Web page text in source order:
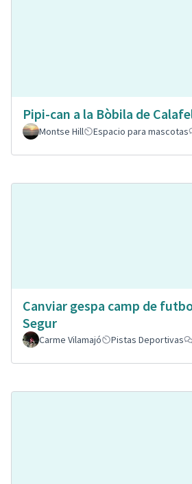
Pipi-can a la Bòbila de
Montse Hill
Espacio para mascotas
Canviar gespa camp de
Segur
Carme Vilamajó Pistas Deportivas